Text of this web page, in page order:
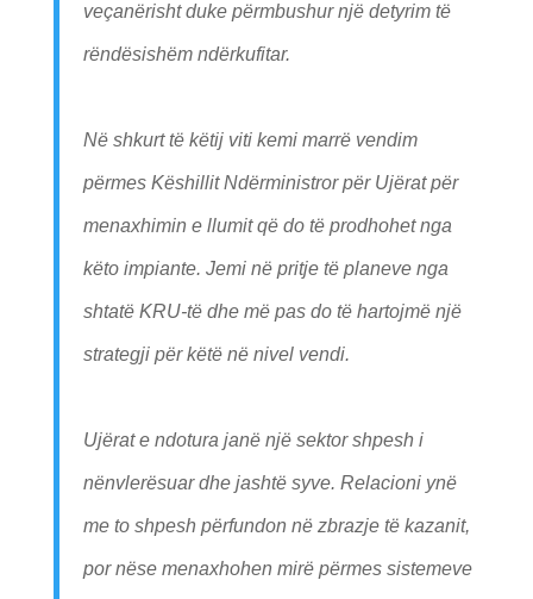
veçanërisht duke përmbushur një detyrim të
rëndësishëm ndërkufitar.
Në shkurt të këtij viti kemi marrë vendim
përmes Këshillit Ndërministror për Ujërat për
menaxhimin e llumit që do të prodhohet nga
këto impiante. Jemi në pritje të planeve nga
shtatë KRU-të dhe më pas do të hartojmë një
strategji për këtë në nivel vendi.
Ujërat e ndotura janë një sektor shpesh i
nënvlerësuar dhe jashtë syve. Relacioni ynë
me to shpesh përfundon në zbrazje të kazanit,
por nëse menaxhohen mirë përmes sistemeve